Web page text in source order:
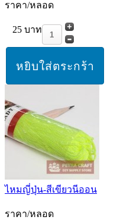
ราคา/หลอด
25 บาท
ไหมญี่ปุ่น-สีเขียวนีออน
ราคา/หลอด